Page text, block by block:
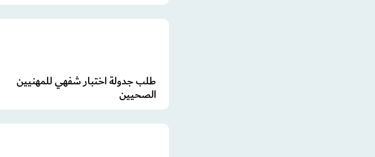
طلب جدولة اختبار شفهي للمهنيين
الصحيين